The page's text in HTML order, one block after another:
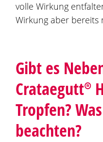
volle Wirkung
Wirkung aber bereits
Gibt es
Crataegutt®
Tropfen?
beachten?